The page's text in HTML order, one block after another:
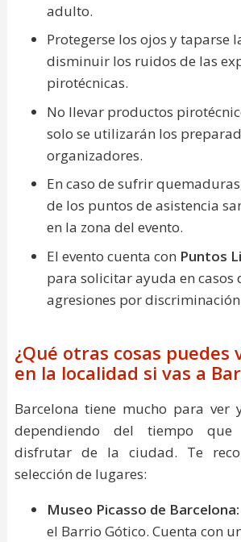
adulto.
Protegerse los ojos y taparse
disminuir los ruidos de las
pirotécnicas.
No llevar productos
solo se utilizarán los
organizadores.
En caso de sufrir
de los puntos de asistencia
en la zona del evento.
El evento cuenta con Puntos
para solicitar ayuda en casos
agresiones por
¿Qué otras cosas puedes
en la localidad si vas a
Barcelona tiene mucho para ver
dependiendo del tiempo que
disfrutar de la ciudad. Te
selección de lugares:
Museo Picasso de Barcelona:
el Barrio Gótico. Cuenta con